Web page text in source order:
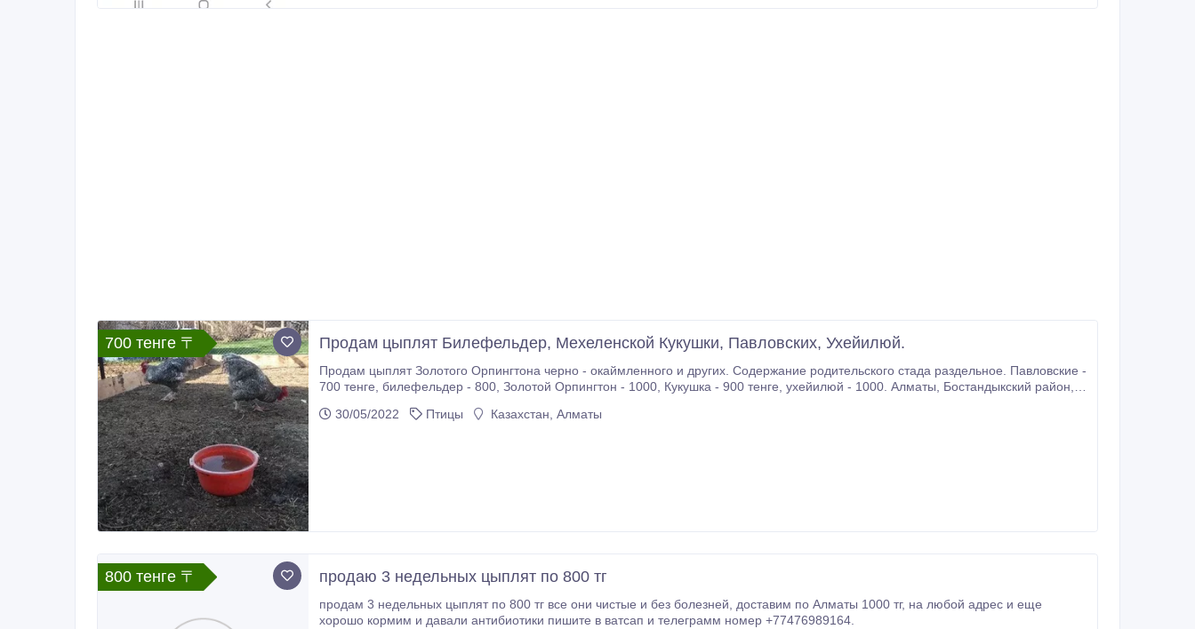
700 тенге 〒 Продам цыплят Билефельдер, Мехеленской Кукушки, Павловских, Ухейилюй.
Продам цыплят Золотого Орпингтона черно - окаймленного и других. Содержание родительского стада раздельное. Павловские -
700 тенге, билефельдер - 800, Золотой Орпингтон - 1000, Кукушка - 900 тенге, ухейилюй - 1000. Алматы, Бостандыкский район,
30/05/2022
Птицы Казахстан, Алматы
800 тенге 〒 продаю 3 недельных цыплят по 800 тг
продам 3 недельных цыплят по 800 тг все они чистые и без болезней, доставим по Алматы 1000 тг, на любой адрес и еще
хорошо кормим и давали антибиотики пишите в ватсап и телеграмм номер +77476989164.